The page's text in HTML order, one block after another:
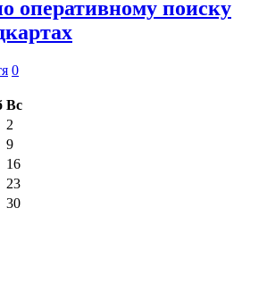
оперативному поиску
0
Вс
2
9
16
23
30